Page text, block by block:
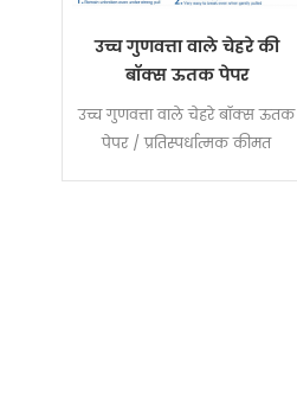
उच्च गुणवत्ता वाले चेहरे की
बॉक्स ऊतक पेपर
उच्च गुणवत्ता वाले चेहरे बॉक्स ऊतक
पेपर / प्रतिस्पर्धात्मक कीमत